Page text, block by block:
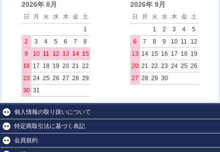
2026年 8月
日 月 火 水 木 金
土
1
2
3 4 5 6 7
8
9
10 11 12 13 14 15
16 17 18 19 20 21 22
23 24 25 26 27 28 29
30 31
2026年 9月
日 月 火 水 木 金
土
1
2 3 4
5
6
7 8 9 10 11
12
13 14 15 16 17 18 19
20 21 22 23 24 25 26
27 28 29 30
個人情報の取り扱いについて
特定商取引法に基づく表記
会員規約